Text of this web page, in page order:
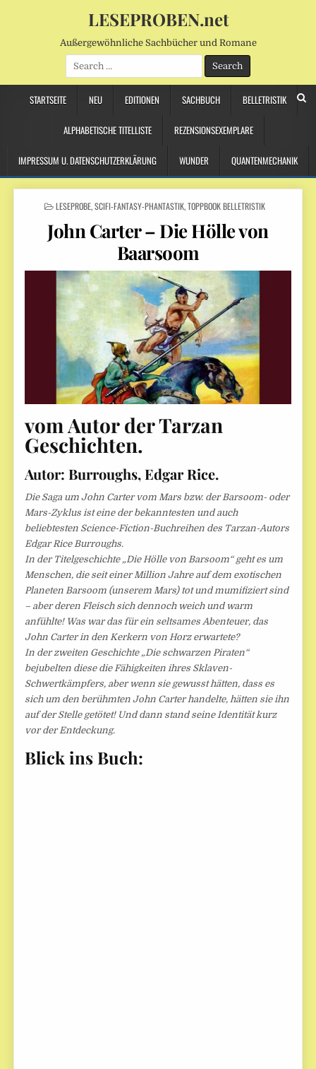
LESEPROBEN.net
Außergewöhnliche Sachbücher und Romane
Search
for:
STARTSEITE NEU EDITIONEN SACHBUCH BELLETRISTIK
ALPHABETISCHE TITELLISTE REZENSIONSEXEMPLARE
IMPRESSUM U. DATENSCHUTZERKLÄRUNG WUNDER QUANTENMECHANIK
POSTED
LESEPROBE,SCIFI-FANTASY-PHANTASTIK,TOPPBOOK BELLETRISTIK
John Carter – Die Hölle von
Baarsoom
vom Autor der Tarzan
Geschichten.
Autor: Burroughs, Edgar Rice.
Die Saga um John Carter vom Mars bzw. der Barsoom- oder
Mars-Zyklus ist eine der bekanntesten und auch
beliebtesten Science-Fiction-Buchreihen des Tarzan-Autors
Edgar Rice Burroughs.
In der Titelgeschichte „Die Hölle von Barsoom“ geht es um
Menschen, die seit einer Million Jahre auf dem exotischen
Planeten Barsoom (unserem Mars) tot und mumifiziert sind
– aber deren Fleisch sich dennoch weich und warm
anfühlte! Was war das für ein seltsames Abenteuer, das
John Carter in den Kerkern von Horz erwartete?
In der zweiten Geschichte „Die schwarzen Piraten“
bejubelten diese die Fähigkeiten ihres Sklaven-
Schwertkämpfers, aber wenn sie gewusst hätten, dass es
sich um den berühmten John Carter handelte, hätten sie ihn
auf der Stelle getötet! Und dann stand seine Identität kurz
vor der Entdeckung.
Blick ins Buch: